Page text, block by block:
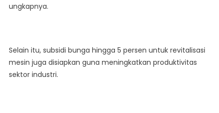
ungkapnya.
Selain itu, subsidi bunga hingga 5 persen untuk revitalisasi
mesin juga disiapkan guna meningkatkan produktivitas
sektor industri.